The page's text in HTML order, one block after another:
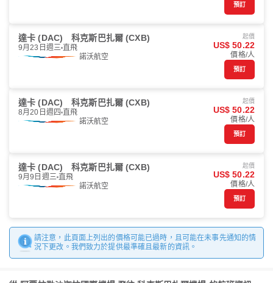
預訂
達卡 (DAC) 科克斯巴扎爾 (CXB)
9月23日週三 直飛
諾沃航空
起價
US$ 50.22
價格/人
預訂
達卡 (DAC) 科克斯巴扎爾 (CXB)
8月20日週四 直飛
諾沃航空
起價
US$ 50.22
價格/人
預訂
達卡 (DAC) 科克斯巴扎爾 (CXB)
9月9日週三 直飛
諾沃航空
起價
US$ 50.22
價格/人
預訂
請注意，此頁面上列出的價格可能已過時，且可能在未事先通知的情
況下更改。我們致力於提供最準確且最新的資訊。